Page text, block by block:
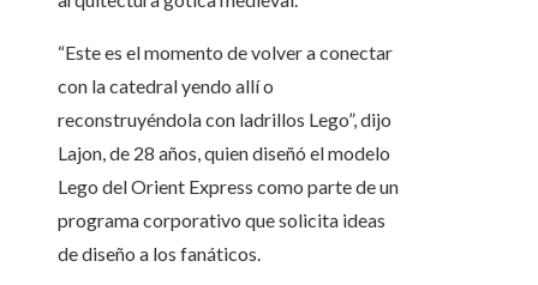
“Este es el momento de volver a conectar
con la catedral yendo allí o
reconstruyéndola con ladrillos Lego”, dijo
Lajon, de 28 años, quien diseñó el modelo
Lego del Orient Express como parte de un
programa corporativo que solicita ideas
de diseño a los fanáticos.